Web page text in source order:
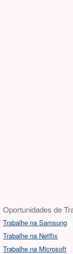
Oportunidades de
Trabalhe na Samsung
Trabalhe na Netflix
Trabalhe na Microsoft